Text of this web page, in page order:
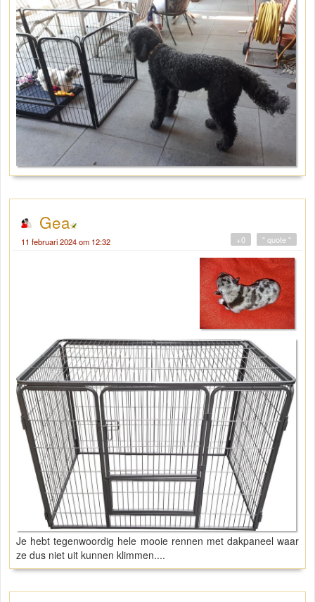
Gea
11 februari 2024 om 12:32 " quote "
+0
Je hebt tegenwoordig hele mooie rennen met dakpaneel waar
ze dus niet uit kunnen klimmen....